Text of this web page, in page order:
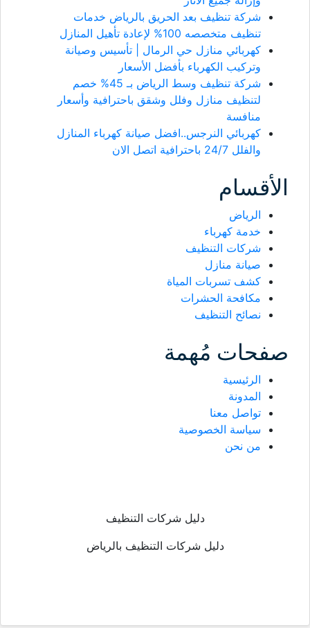
شركة تنظيف بعد الحريق بالرياض خدمات
تنظيف متخصصه 100% لإعادة تأهيل المنازل
كهربائي منازل حي الرمال | تأسيس وصيانة
وتركيب الكهرباء بأفضل الأسعار
شركة تنظيف وسط الرياض بـ 45% خصم
لتنظيف منازل وفلل وشقق باحترافية وأسعار
منافسة
كهربائي النرجس..افضل صيانة كهرباء المنازل
والفلل 24/7 باحترافية اتصل الان
الأقسام
الرياض
خدمة كهرباء
شركات التنظيف
صيانة منازل
كشف تسربات المياة
مكافحة الحشرات
نصائح التنظيف
صفحات مُهمة
الرئيسية
المدونة
تواصل معنا
سياسة الخصوصية
من نحن
دليل شركات التنظيف
دليل شركات التنظيف بالرياض